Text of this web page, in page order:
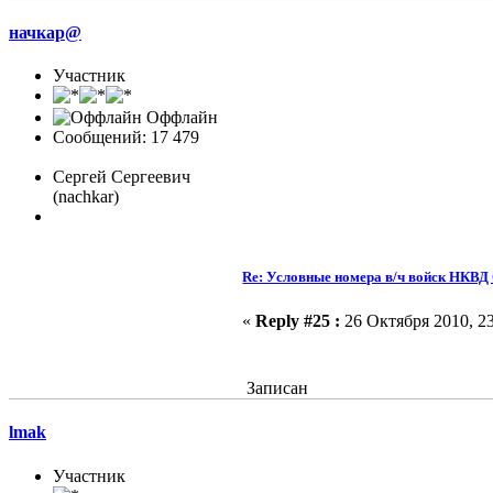
начкар@
Участник
Оффлайн
Сообщений: 17 479
Сергей Сергеевич
(nachkar)
Re: Условные номера в/ч войск
«Reply #25 : 26 Октября 2010,
Записан
lmak
Участник